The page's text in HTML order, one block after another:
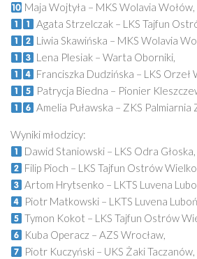
Maja Wojtyła – MKS Wolavia Wołów,
Agata Strzelczak – LKS Tajfun
Liwia Skawińska – MKS Wolavia
Lena Plesiak – Warta Oborniki,
Franciszka Dudzińska – LKS Orzeł
Patrycja Biedna – Pionier
Amelia Puławska – ZKS Palmiarnia
Wyniki młodzicy:
Dawid Staniowski – LKS Odra Głoska,
Filip Pioch – LKS Tajfun Ostrów
Artom Hrytsenko – LKTS Luvena
Piotr Matkowski – LKTS Luvena
Tymon Kokot – LKS Tajfun Ostrów
Kuba Operacz – AZS Wrocław,
Piotr Kuczyński – UKS Żaki Taczanów,